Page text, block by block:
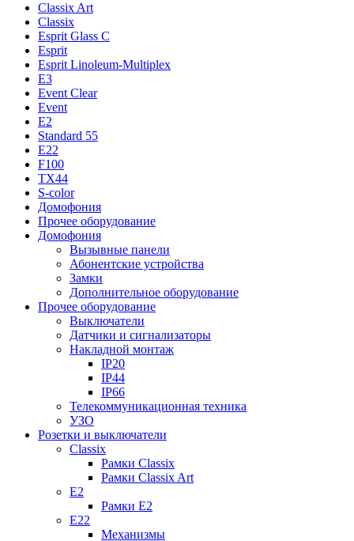
Classix Art
Classix
Esprit Glass C
Esprit
Esprit Linoleum-Multiplex
E3
Event Clear
Event
E2
Standard 55
E22
F100
TX44
S-color
Домофония
Прочее оборудование
Домофония
Вызывные панели
Абонентские устройства
Замки
Дополнительное оборудование
Прочее оборудование
Выключатели
Датчики и сигнализаторы
Накладной монтаж
IP20
IP44
IP66
Телекоммуникационная техника
УЗО
Розетки и выключатели
Classix
Рамки Classix
Рамки Classix Art
E2
Рамки E2
E22
Механизмы